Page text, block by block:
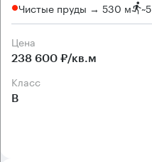
Чистые пруды → 530 м ~
Цена
238 600 ₽/кв.м
класс
B